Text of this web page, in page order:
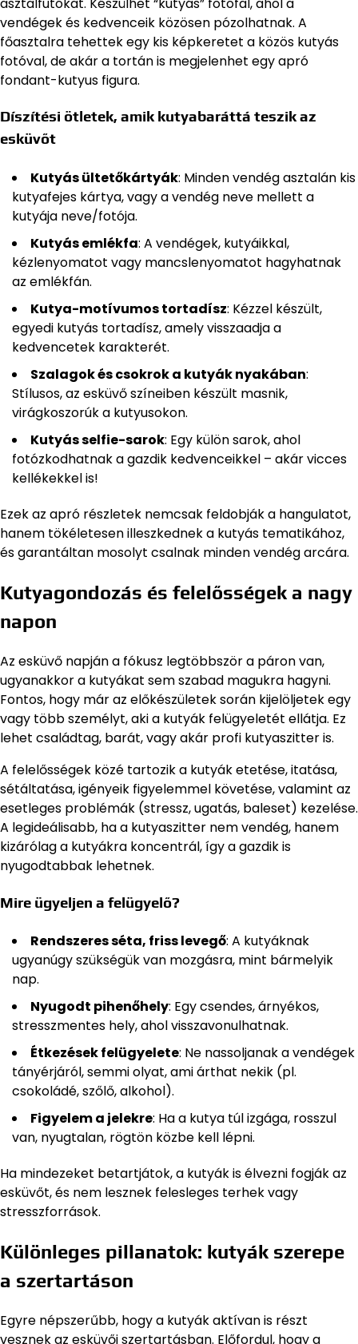
vendégek és kedvenceik közösen pózolhatnak. A
főasztalra tehettek egy kis képkeretet a közös kutyás
fotóval, de akár a tortán is megjelenhet egy apró
fondant-kutyus figura.
Díszítési ötletek, amik kutyabaráttá teszik az
esküvőt
Kutyás ültetőkártyák: Minden vendég asztalán kis
kutyafejes kártya, vagy a vendég neve mellett a
kutyája neve/fotója.
Kutyás emlékfa: A vendégek, kutyáikkal,
kézlenyomatot vagy mancslenyomatot hagyhatnak
az emlékfán.
Kutya-motívumos tortadísz: Kézzel készült,
egyedi kutyás tortadísz, amely visszaadja a
kedvencetek karakterét.
Szalagok és csokrok a kutyák nyakában:
Stílusos, az esküvő színeiben készült masnik,
virágkoszorúk a kutyusokon.
Kutyás selfie-sarok: Egy külön sarok, ahol
fotózkodhatnak a gazdik kedvenceikkel – akár vicces
kellékekkel is!
Ezek az apró részletek nemcsak feldobják a hangulatot,
hanem tökéletesen illeszkednek a kutyás tematikához,
és garantáltan mosolyt csalnak minden vendég arcára.
Kutyagondozás és felelősségek a nagy
napon
Az esküvő napján a fókusz legtöbbször a páron van,
ugyanakkor a kutyákat sem szabad magukra hagyni.
Fontos, hogy már az előkészületek során kijelöljetek egy
vagy több személyt, aki a kutyák felügyeletét ellátja. Ez
lehet családtag, barát, vagy akár profi kutyaszitter is.
A felelősségek közé tartozik a kutyák etetése, itatása,
sétáltatása, igényeik figyelemmel követése, valamint az
esetleges problémák (stressz, ugatás, baleset) kezelése.
A legideálisabb, ha a kutyaszitter nem vendég, hanem
kizárólag a kutyákra koncentrál, így a gazdik is
nyugodtabbak lehetnek.
Mire ügyeljen a felügyelő?
Rendszeres séta, friss levegő: A kutyáknak
ugyanúgy szükségük van mozgásra, mint bármelyik
nap.
Nyugodt pihenőhely: Egy csendes, árnyékos,
stresszmentes hely, ahol visszavonulhatnak.
Étkezések felügyelete: Ne nassoljanak a vendégek
tányérjáról, semmi olyat, ami árthat nekik (pl.
csokoládé, szőlő, alkohol).
Figyelem a jelekre: Ha a kutya túl izgága, rosszul
van, nyugtalan, rögtön közbe kell lépni.
Ha mindezeket betartjátok, a kutyák is élvezni fogják az
esküvőt, és nem lesznek felesleges terhek vagy
stresszforrások.
Különleges pillanatok: kutyák szerepe
a szertartáson
Egyre népszerűbb, hogy a kutyák aktívan is részt
vesznek az esküvői szertartásban. Előfordul, hogy a